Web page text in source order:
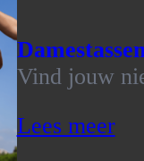
Vind jouw
Lees meer